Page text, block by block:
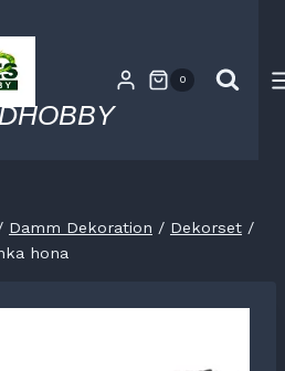
0
Damm Dekoration / Dekorset /
hona